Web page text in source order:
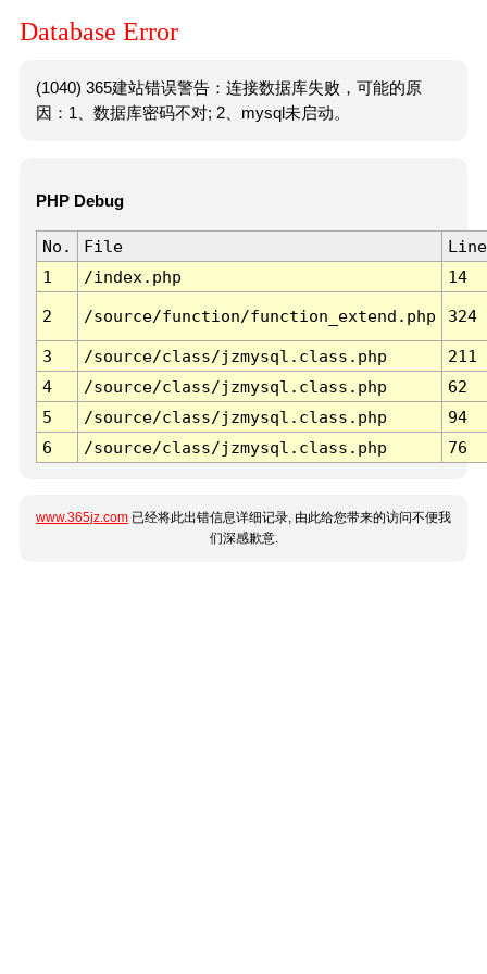
Database Error
(1040) 365建站错误警告：连接数据库失败，可能的原
因：1、数据库密码不对; 2、mysql未启动。
PHP Debug
No. File
Line
1
/index.php 14
2 /source/function/function_extend.php 324
3 /source/class/jzmysql.class.php
211
4
/source/class/jzmysql.class.php
62
5
/source/class/jzmysql.class.php
94
6
/source/class/jzmysql.class.php 76
www.365jz.com 已经将此出错信息详细记录, 由此给您带来的访问不便我
们深感歉意.